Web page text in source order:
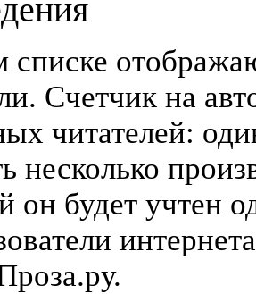
Счетчик на
читателей:
несколько
он будет учтен